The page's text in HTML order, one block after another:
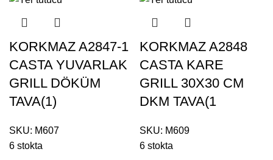
KORKMAZ A2847-1
CASTA YUVARLAK
GRILL DÖKÜM
TAVA(1)
SKU: M607
6 stokta
KORKMAZ A2848
CASTA KARE
GRILL 30X30 CM
DKM TAVA(1
SKU: M609
6 stokta